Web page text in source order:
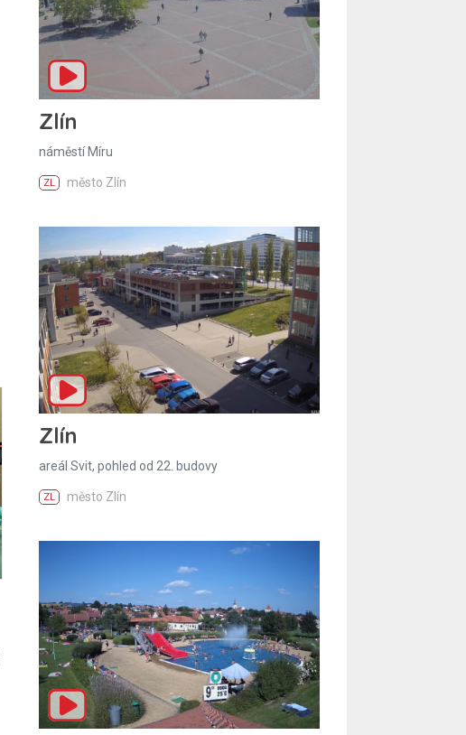
Zlín
náměstí Míru
ZL město Zlín
Zlín
areál Svit, pohled od 22. budovy
ZL město Zlín